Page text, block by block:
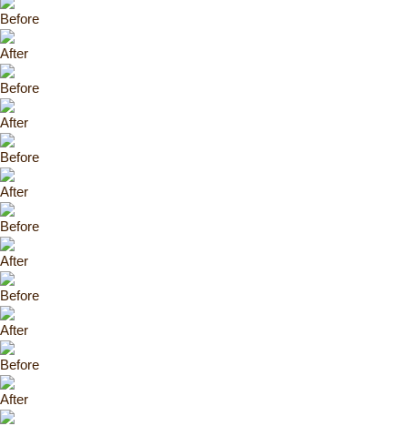
Before
After
Before
After
Before
After
Before
After
Before
After
Before
After